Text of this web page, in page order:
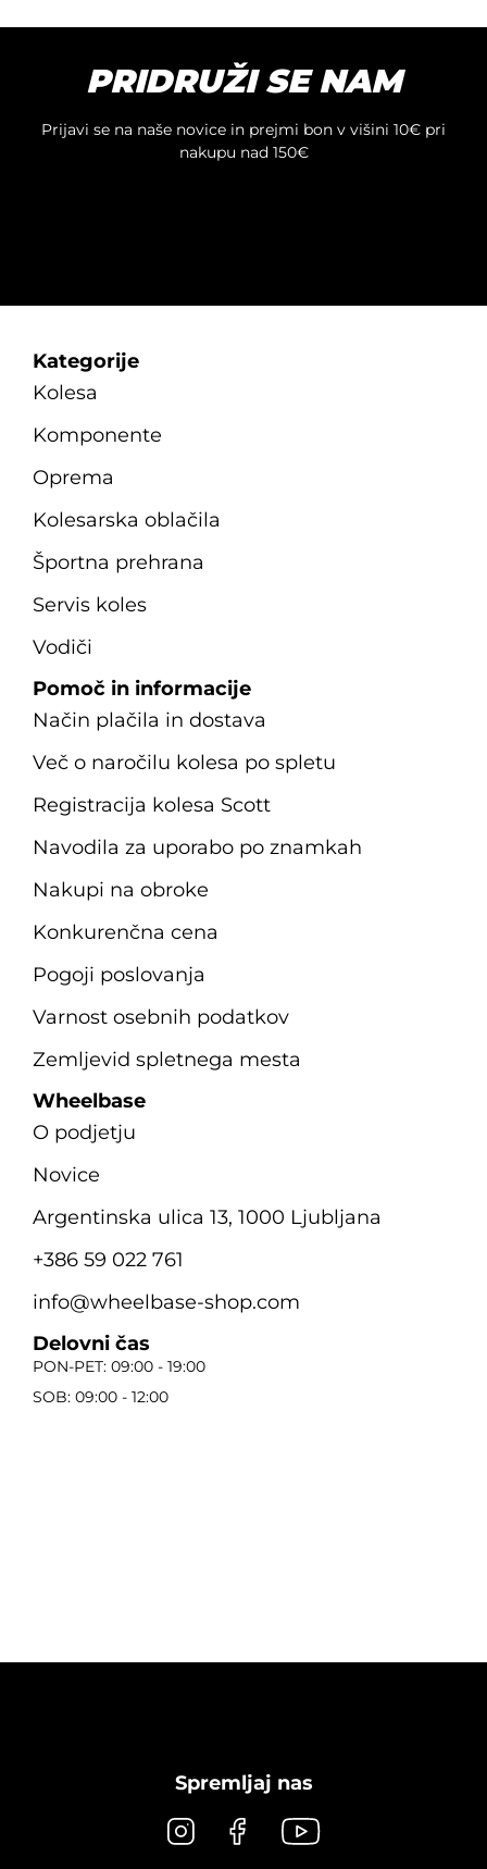
PRIDRUŽI SE NAM
Prijavi se na naše novice in prejmi bon v višini 10€ pri
nakupu nad 150€
Kategorije
Kolesa
Komponente
Oprema
Kolesarska oblačila
Športna prehrana
Servis koles
Vodiči
Pomoč in informacije
Način plačila in dostava
Več o naročilu kolesa po spletu
Registracija kolesa Scott
Navodila za uporabo po znamkah
Nakupi na obroke
Konkurenčna cena
Pogoji poslovanja
Varnost osebnih podatkov
Zemljevid spletnega mesta
Wheelbase
O podjetju
Novice
Argentinska ulica 13, 1000 Ljubljana
+386 59 022 761
info@wheelbase-shop.com
Delovni čas
PON-PET: 09:00 - 19:00
SOB: 09:00 - 12:00
Spremljaj nas